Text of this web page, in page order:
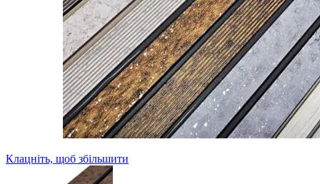
Клацніть, щоб збільшити